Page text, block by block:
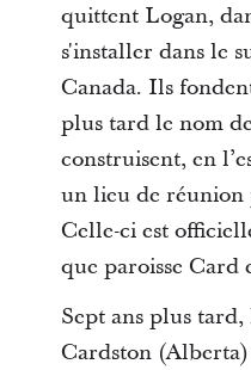
quittent Logan,
s'installer dans le
Canada. Ils
plus tard le nom
construisent, en
un lieu de
Celle-ci est
que paroisse Card
Sept ans plus
Cardston